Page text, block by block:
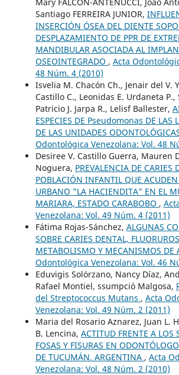
Santiago FERREIRA JUNIOR,
INSERCIÓN ÓSEA DEL DIENTE
DESPLAZAMIENTO DE PPR DE
MANDIBULAR ASOCIADA AL
OSEOINTEGRADO , Acta
48 Núm. 4 (2010)
Isvelia M. Chacón Ch., Jenair del V.
Castillo C., Leonidas E. Urdaneta P.,
Patricio J. Jarpa R., Lelisf Ballester,
ESPECIES DE Pseudomonas DE LAS
DE LAS UNIDADES
Odontológica Venezolana: Vol. 48
Desiree V. Castillo Guerra, Mauren
Noguera, PREVALENCIA DE CARIES
POBLACIÓN INFANTIL QUE
URBANO "LA HACIENDITA" EN EL
MARIARA, ESTADO CARABOBO ,
Venezolana: Vol. 49 Núm. 4 (2011)
Fátima Rojas-Sánchez, ALGUNAS
SOBRE CARIES DENTAL,
METABOLISMO Y MECANISMOS DE
Odontológica Venezolana: Vol. 46
Eduvigis Solórzano, Nancy Díaz,
Rafael Montiel, ssumpció Malgosa,
del Streptococcus Mutans , Acta
Venezolana: Vol. 49 Núm. 2 (2011)
Maria del Rosario Aznarez, Juan L.
B. Lencina, ACTITUD FRENTE A LOS
FOSAS Y FISURAS EN
DE TUCUMÁN. ARGENTINA , Acta
Venezolana: Vol. 48 Núm. 2 (2010)